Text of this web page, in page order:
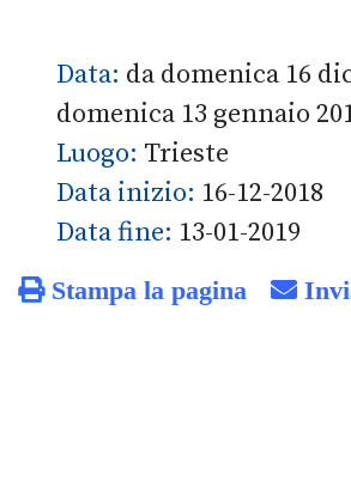
Data: da domenica 16
domenica 13 gennaio
Luogo: Trieste
Data inizio: 16-12-2018
Data fine: 13-01-2019
Stampa la pagina